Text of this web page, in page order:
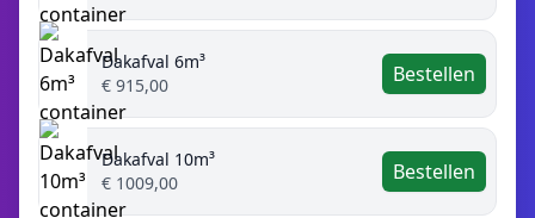
Dakafval 6m³
€ 915,00
Bestellen
Dakafval 10m³
€ 1009,00
Bestellen